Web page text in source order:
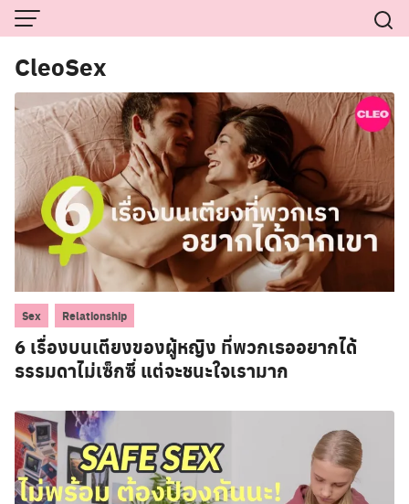
Skip
to
content
CleoSex
Sex Relationship
6 เรื่องบนเตียงของผู้หญิง ที่พวกเธออยากได้
ธรรมดาไม่เซ็กซี่ แต่จะชนะใจเรามาก